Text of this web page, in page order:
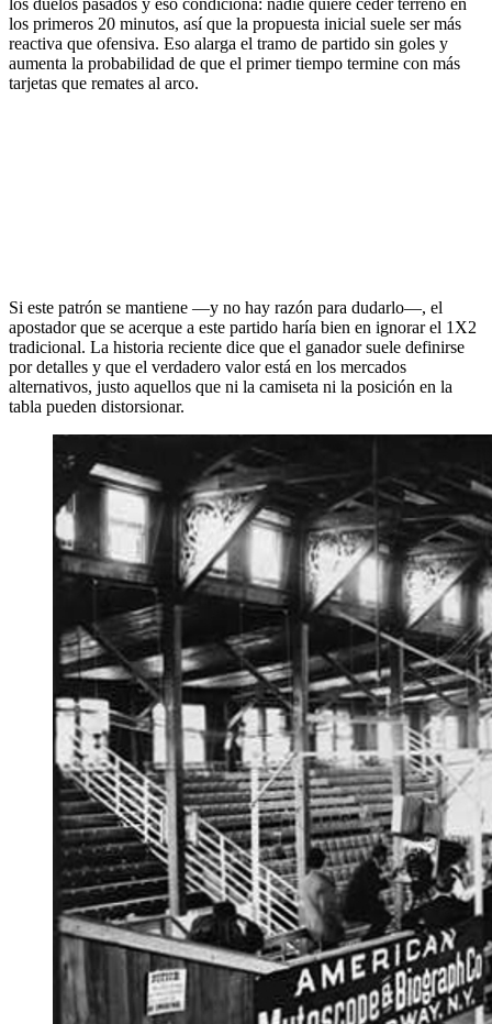
los primeros 20 minutos, así que la propuesta inicial suele ser más
reactiva que ofensiva. Eso alarga el tramo de partido sin goles y
aumenta la probabilidad de que el primer tiempo termine con más
tarjetas que remates al arco.
Si este patrón se mantiene —y no hay razón para dudarlo—, el
apostador que se acerque a este partido haría bien en ignorar el 1X2
tradicional. La historia reciente dice que el ganador suele definirse
por detalles y que el verdadero valor está en los mercados
alternativos, justo aquellos que ni la camiseta ni la posición en la
tabla pueden distorsionar.